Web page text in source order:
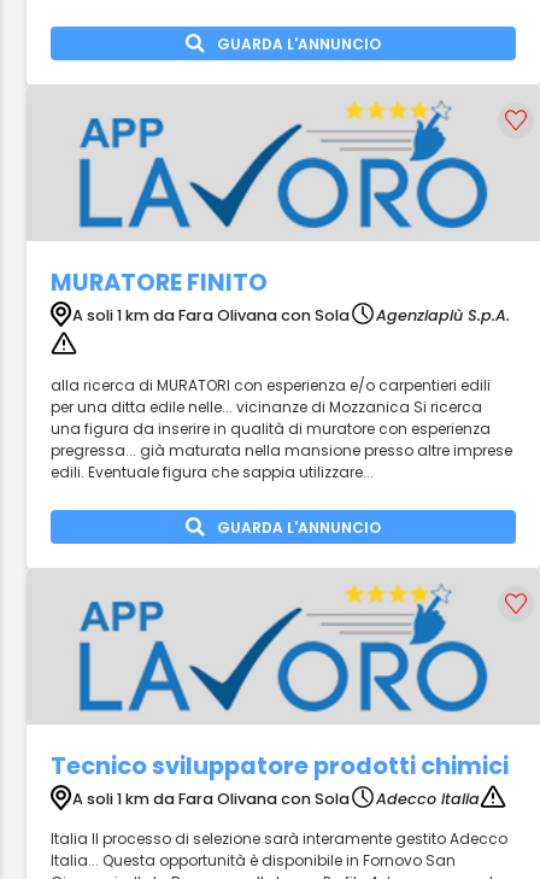
GUARDA L'ANNUNCIO
MURATORE FINITO
A soli 1 km da Fara Olivana con Sola Agenziapiù S.p.A.
alla ricerca di MURATORI con esperienza e/o carpentieri edili
per una ditta edile nelle... vicinanze di Mozzanica Si ricerca
una figura da inserire in qualità di muratore con esperienza
pregressa... già maturata nella mansione presso altre imprese
edili. Eventuale figura che sappia utilizzare...
GUARDA L'ANNUNCIO
Tecnico sviluppatore prodotti chimici
A soli 1 km da Fara Olivana con Sola
Adecco Italia
Italia Il processo di selezione sarà interamente gestito Adecco
Italia... Questa opportunità è disponibile in Fornovo San